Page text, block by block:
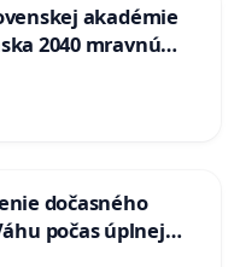
akadémie
2040 mravnú
dočasného
počas úplnej